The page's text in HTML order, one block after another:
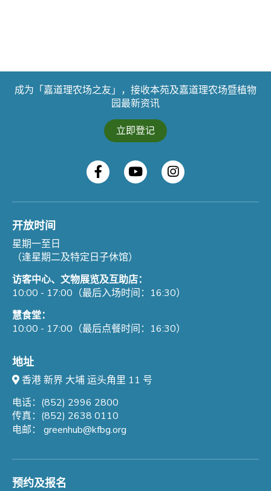
成为「嘉道理农场之友」，接收本苑及嘉道理农场暨植物
园最新资讯
立即登记
开放时间
星期一至日
（逢星期二及特定日子休馆）
访客中心、文物展览及互助店：
10:00 - 17:00（最后入场时间：16:30）
慧食堂：
10:00 - 17:00（最后点餐时间：16:30）
地址
香港 新界 大埔 运头角里 11 号
电话：(852) 2996 2800
传真：(852) 2638 0110
电邮： greenhub@kfbg.org
预约及报名